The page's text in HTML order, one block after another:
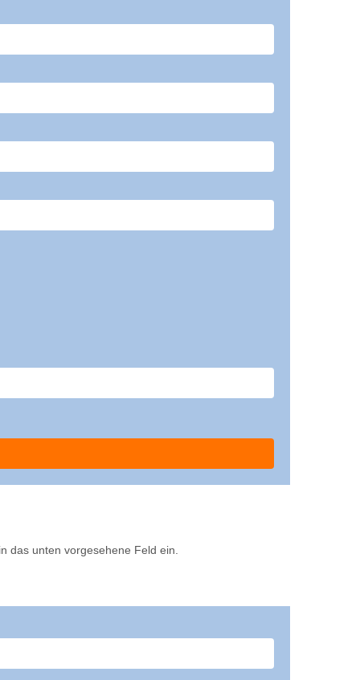
das unten vorgesehene Feld ein.